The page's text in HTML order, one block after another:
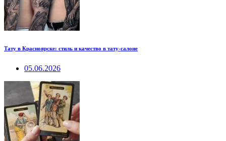
Тату в Красноярске: стиль и качество в тату-салоне
05.06.2026